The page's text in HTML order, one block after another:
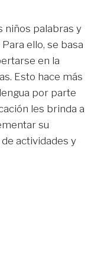
niños palabras y
ello, se basa
en la
Esto hace más
por parte
les brinda a
su
actividades y